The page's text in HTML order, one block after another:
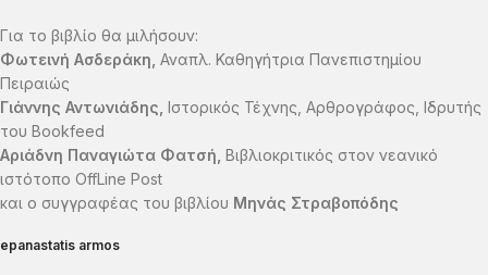
Για το βιβλίο θα μιλήσουν:
Φωτεινή Ασδεράκη, Αναπλ. Καθηγήτρια Πανεπιστημίου
Πειραιώς
Γιάννης Αντωνιάδης, Ιστορικός Τέχνης, Αρθρογράφος, Ιδρυτής
του Bookfeed
Αριάδνη Παναγιώτα Φατσή, Βιβλιοκριτικός στον νεανικό
ιστότοπο OffLine Post
και o συγγραφέας του βιβλίου Μηνάς Στραβοπόδης
epanastatis armos